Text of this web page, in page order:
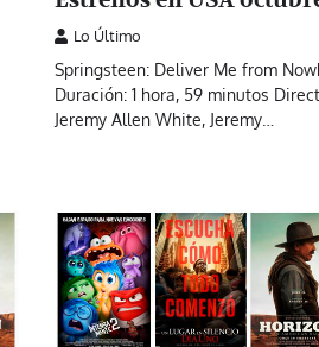
Lo Último
Springsteen: Deliver Me from
Duración: 1 hora, 59 minutos
Jeremy Allen White, Jeremy…